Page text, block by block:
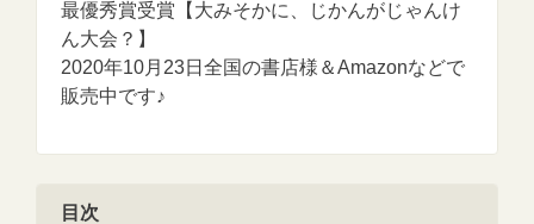
最優秀賞受賞【大みそかに、じかんがじゃんけ
ん大会？】
2020年10月23日全国の書店様＆Amazonなどで
販売中です♪
目次